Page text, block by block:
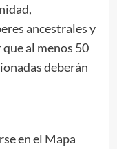
ancestrales y
al menos 50
deberán
en el Mapa